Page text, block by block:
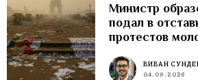
Министр
подал в
протестов
ВИВАН
04.08.2026